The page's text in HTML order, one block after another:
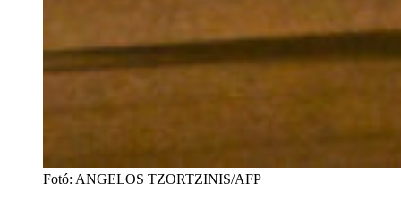
Fotó: ANGELOS TZORTZINIS/AFP